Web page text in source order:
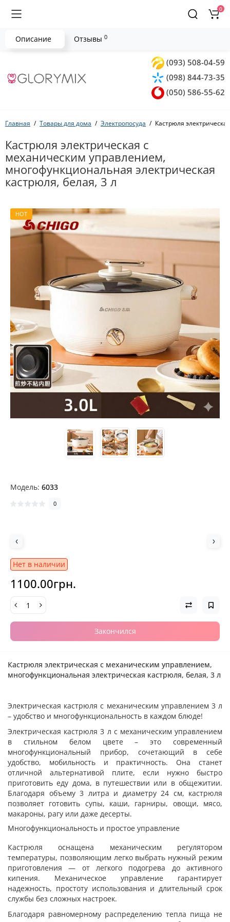
(093) 508-04-59
(098) 844-73-35
(050) 586-55-62
0
Главная Товары для дома Электропосуда Кастрюля
Кастрюля электрическая с
механическим управлением,
многофункциональная электрическая
кастрюля, белая, 3 л
HOT
Модель: 6033
0
Нет в наличии
1100.00грн.
Закончился
Описание Отзывы 0
Кастрюля электрическая с механическим управлением,
многофункциональная электрическая кастрюля, белая, 3 л
Электрическая кастрюля с механическим управлением 3 л
– удобство и многофункциональность в каждом блюде!
Электрическая кастрюля 3 л с механическим управлением
в стильном белом цвете – это современный
многофункциональный прибор, сочетающий в себе
удобство, мобильность и практичность. Она станет
отличной альтернативой плите, если нужно быстро
приготовить еду дома, в путешествии или в общежитии.
Благодаря объему 3 литра и диаметру 24 см, кастрюля
позволяет готовить супы, каши, гарниры, овощи, мясо,
макароны, рагу или даже десерты.
Многофункциональность и простое управление
Кастрюля оснащена механическим регулятором
температуры, позволяющим легко выбрать нужный режим
приготовления — от легкого подогрева до активного
кипения. Механическое управление гарантирует
надежность, простоту использования и длительный срок
службы без сложных настроек.
Благодаря равномерному распределению тепла пища не